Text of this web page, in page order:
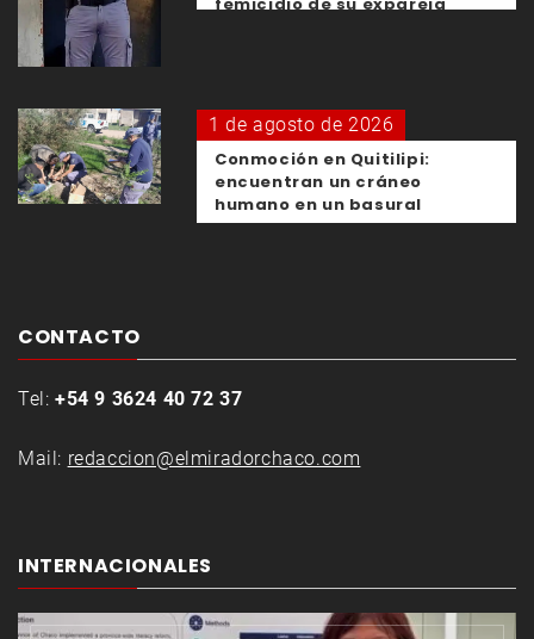
1 de agosto de 2026
Conmoción en Quitilipi:
encuentran un cráneo
humano en un basural
CONTACTO
Tel: +54 9 3624 40 72 37
Mail: redaccion@elmiradorchaco.com
INTERNACIONALES